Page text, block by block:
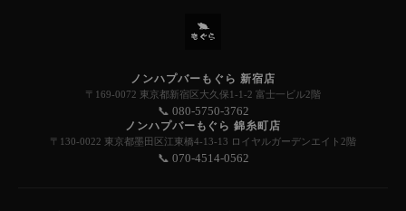
ノンハプバーもぐら 新宿店
〒169-0072 東京都新宿区大久保1-1-2 富士一ビル2階
📞 080-5750-3762
ノンハプバーもぐら 錦糸町店
〒130-0022 東京都墨田区江東橋4-13-13 ロイヤルガーデンエイト2階
📞 070-4514-0562